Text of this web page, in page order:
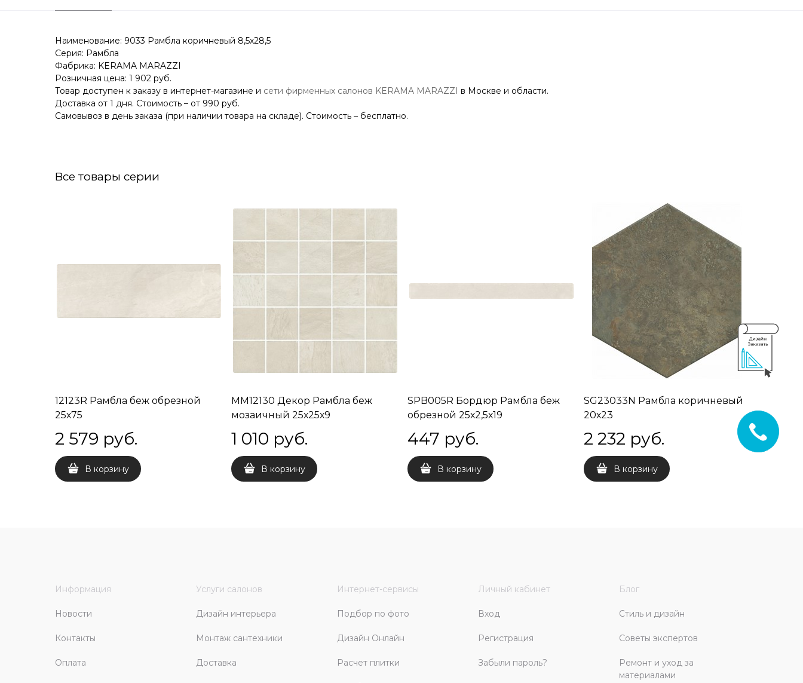
Наименование: 9033 Рамбла коричневый 8,5х28,5
Серия: Рамбла
Фабрика: KERAMA MARAZZI
Розничная цена: 1 902 руб.
Товар доступен к заказу в интернет-магазине и сети фирменных салонов KERAMA MARAZZI в Москве и области.
Доставка от 1 дня. Стоимость – от 990 руб.
Самовывоз в день заказа (при наличии товара на складе). Стоимость – бесплатно.
Все товары серии
12123R Рамбла беж обрезной
25х75
2 579 руб.
В корзину
MM12130 Декор Рамбла беж
мозаичный 25х25х9
1 010 руб.
В корзину
SPB005R Бордюр Рамбла беж
обрезной 25х2,5х19
447 руб.
В корзину
SG23033N Рамбла коричневый
20х23
2 232 руб.
В корзину
Информация
Новости
Контакты
Оплата
Услуги салонов
Дизайн интерьера
Монтаж сантехники
Доставка
Интернет-сервисы
Подбор по фото
Дизайн Онлайн
Расчет плитки
Личный кабинет
Вход
Регистрация
Забыли пароль?
Блог
Стиль и дизайн
Советы экспертов
Ремонт и уход за
материалами